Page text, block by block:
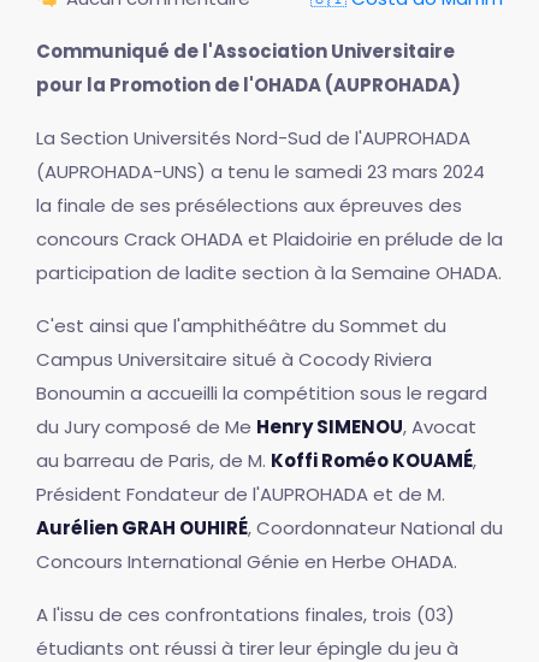
Communiqué de l'Association Universitaire
pour la Promotion de l'OHADA (AUPROHADA)
La Section Universités Nord-Sud de l'AUPROHADA
(AUPROHADA-UNS) a tenu le samedi 23 mars 2024
la finale de ses présélections aux épreuves des
concours Crack OHADA et Plaidoirie en prélude de la
participation de ladite section à la Semaine OHADA.
C'est ainsi que l'amphithéâtre du Sommet du
Campus Universitaire situé à Cocody Riviera
Bonoumin a accueilli la compétition sous le regard
du Jury composé de Me Henry SIMENOU, Avocat
au barreau de Paris, de M. Koffi Roméo KOUAMÉ,
Président Fondateur de l'AUPROHADA et de M.
Aurélien GRAH OUHIRÉ, Coordonnateur National du
Concours International Génie en Herbe OHADA.
A l'issu de ces confrontations finales, trois (03)
étudiants ont réussi à tirer leur épingle du jeu à